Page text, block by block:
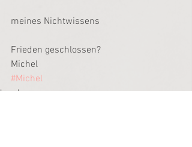
meines Nichtwissens
Frieden geschlossen?
Michel
#Michel
Impuls